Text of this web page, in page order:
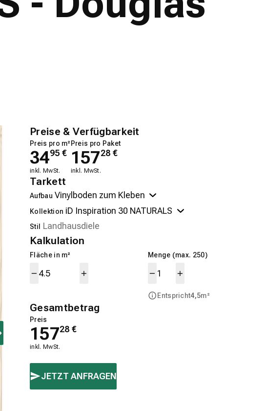
Preise & Verfügbarkeit
Preis pro m²
3495 €
inkl. MwSt.
Preis pro Paket
15728 €
inkl. MwSt.
Tarkett
Aufbau
Kollektion
Stil
Kalkulation
Fläche in m² Menge (max. 250)
Entspricht4,5m²
Gesamtbetrag
Preis
15728 €
inkl. MwSt.
JETZT ANFRAGEN